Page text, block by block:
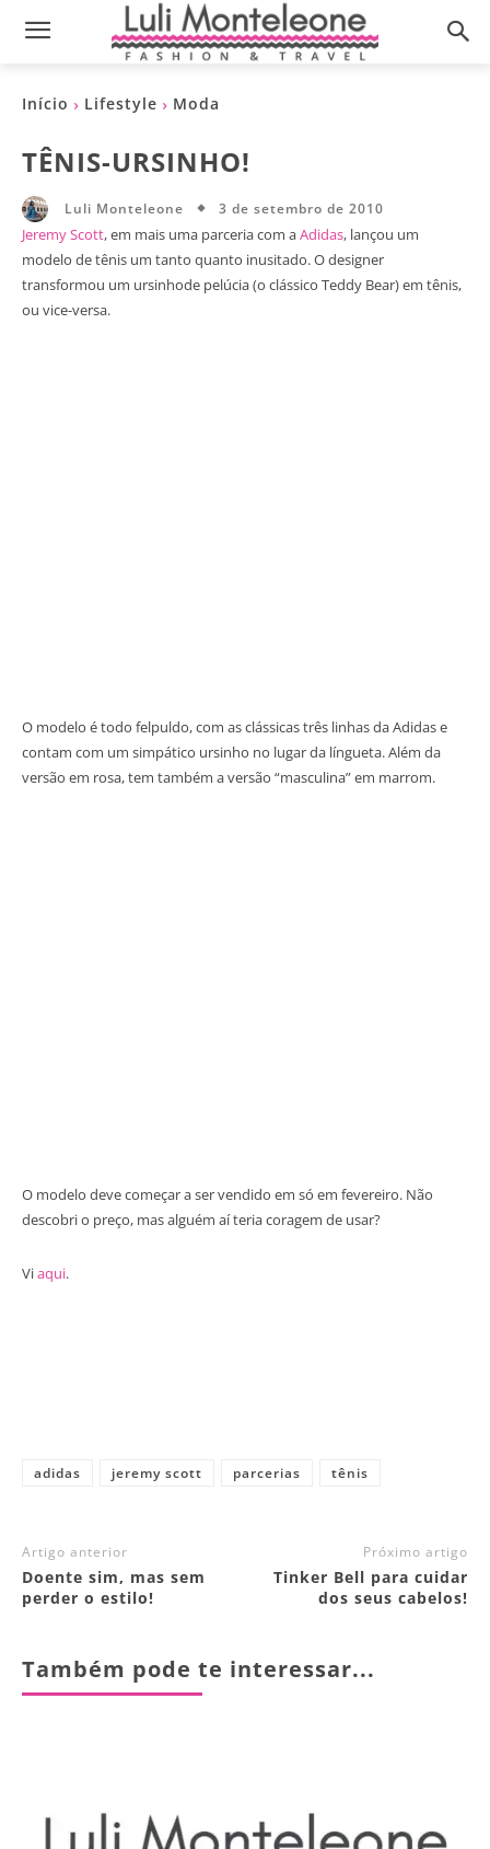
Início Lifestyle Moda
TÊNIS-URSINHO!
Luli Monteleone 3 de setembro de 2010
Jeremy Scott, em mais uma parceria com aAdidas, lançou um
modelo de tênis um tanto quanto inusitado. O designer
transformou um ursinhode pelúcia (o clássico Teddy Bear) em tênis,
ou vice-versa.
O modelo é todo felpuldo, com as clássicas três linhas da Adidas e
contam com um simpático ursinho no lugar da língueta. Além da
versão em rosa, tem também a versão “masculina” em marrom.
O modelo deve começar a ser vendido em só em fevereiro. Não
descobri o preço, mas alguém aí teria coragem de usar?
Viaqui.
adidas jeremy scott parcerias tênis
Artigo anterior
Doente sim, mas sem
perder o estilo!
Próximo artigo
Tinker Bell para cuidar
dos seus cabelos!
Também pode te interessar...